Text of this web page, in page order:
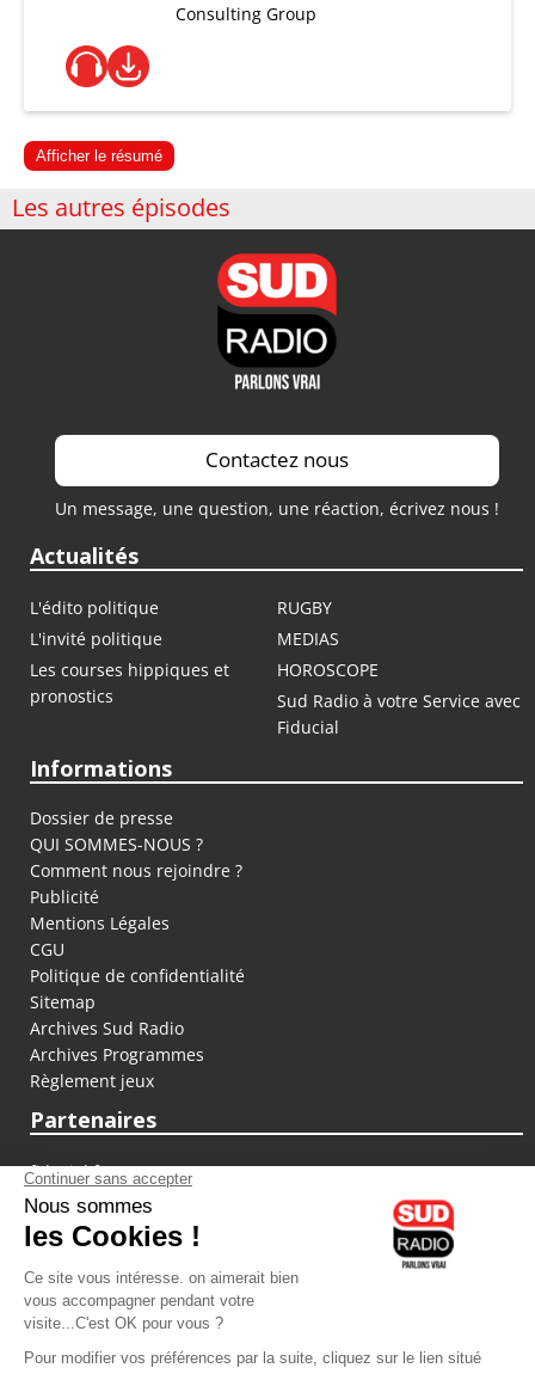
Consulting Group
Afficher le résumé
Les autres épisodes
Contactez nous
Un message, une question, une réaction, écrivez nous !
Actualités
L'édito politique
RUGBY
L'invité politique
MEDIAS
Les courses hippiques et
pronostics
HOROSCOPE
Sud Radio à votre Service avec
Fiducial
Informations
Dossier de presse
QUI SOMMES-NOUS ?
Comment nous rejoindre ?
Publicité
Mentions Légales
CGU
Politique de confidentialité
Sitemap
Archives Sud Radio
Archives Programmes
Règlement jeux
Partenaires
fiducial.fr
lyoncapitale.fr
olympique-et-lyonnais.com
L'application Iphone / Android
Téléchargez l'application